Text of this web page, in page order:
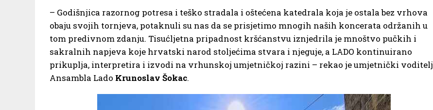
– Godišnjica razornog potresa i teško stradala i oštećena katedrala koja je ostala bez vrhova
obaju svojih tornjeva, potaknuli su nas da se prisjetimo mnogih naših koncerata održanih u
tom predivnom zdanju. Tisućljetna pripadnost kršćanstvu iznjedrila je mnoštvo pučkih i
sakralnih napjeva koje hrvatski narod stoljećima stvara i njeguje, a LADO kontinuirano
prikuplja, interpretira i izvodi na vrhunskoj umjetničkoj razini – rekao je umjetnički voditelj
Ansambla Lado Krunoslav Šokac.